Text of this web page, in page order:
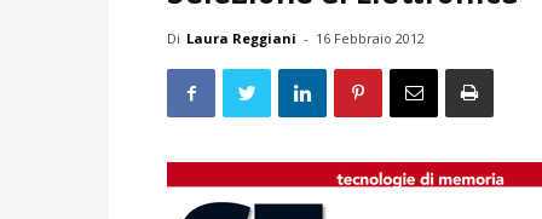
Di Laura Reggiani - 16 Febbraio 2012